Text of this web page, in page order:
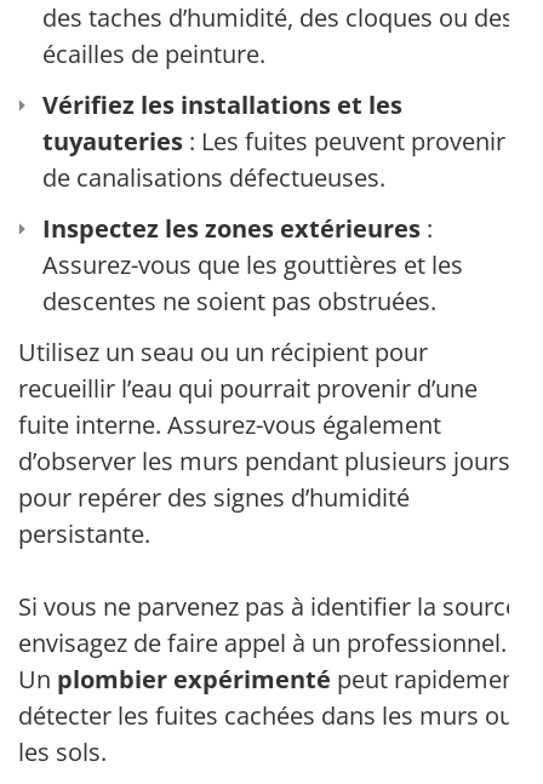
des taches d’humidité, des cloques ou des
écailles de peinture.
Vérifiez les installations et les
tuyauteries : Les fuites peuvent provenir
de canalisations défectueuses.
Inspectez les zones extérieures :
Assurez-vous que les gouttières et les
descentes ne soient pas obstruées.
Utilisez un seau ou un récipient pour
recueillir l’eau qui pourrait provenir d’une
fuite interne. Assurez-vous également
d’observer les murs pendant plusieurs jours
pour repérer des signes d’humidité
persistante.
Si vous ne parvenez pas à identifier la source,
envisagez de faire appel à un professionnel.
Un plombier expérimenté peut rapidement
détecter les fuites cachées dans les murs ou
les sols.